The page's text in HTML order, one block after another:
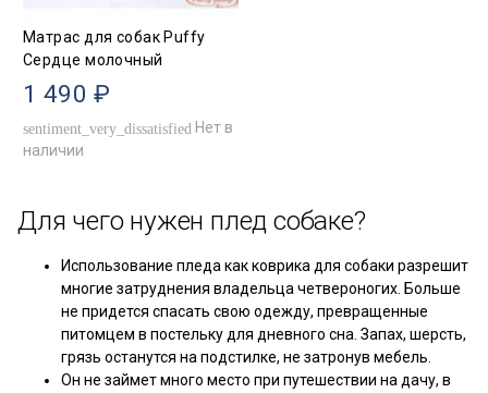
Матрас для собак Puffy
Сердце молочный
1 490 ₽
sentiment_very_dissatisfied Нет в
наличии
Для чего нужен плед собаке?
Использование пледа как коврика для собаки разрешит
многие затруднения владельца четвероногих. Больше
не придется спасать свою одежду, превращенные
питомцем в постельку для дневного сна. Запах, шерсть,
грязь останутся на подстилке, не затронув мебель.
Он не займет много место при путешествии на дачу, в